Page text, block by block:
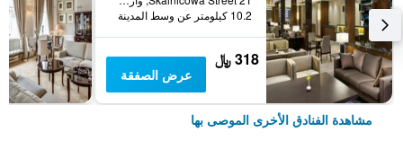
10.2 كيلومتر عن وسط المدينة
318 ﷼
عرض الصفقة
مشاهدة الفنادق الأخرى الموصى بها